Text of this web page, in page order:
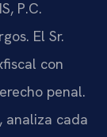
P.C.
El Sr.
con
penal.
analiza cada